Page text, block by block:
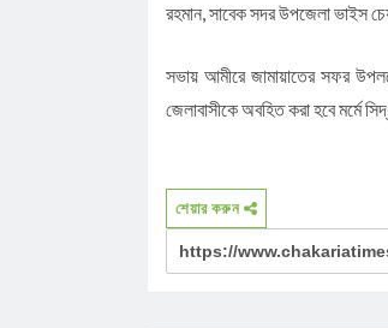
রহমান, সাবেক সদর উপজেলা ভাইস
সভায় আমীরে জামায়াতের সফর
জেলাবাসীকে অবহিত করা হবে মর্মে
শেয়ার করুন